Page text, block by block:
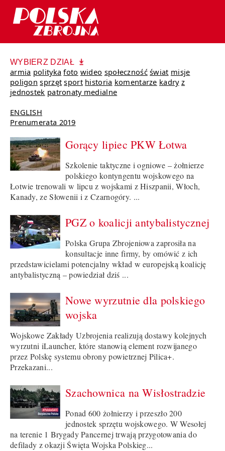
WYBIERZ DZIAŁ
armia polityka foto wideo społeczność świat misje
poligon sprzęt sport historia komentarze kadry z
jednostek patronaty medialne
ENGLISH
Prenumerata 2019
Gorący lipiec PKW Łotwa
Szkolenie taktyczne i ogniowe – żołnierze
polskiego kontyngentu wojskowego na
Łotwie trenowali w lipcu z wojskami z Hiszpanii, Włoch,
Kanady, ze Słowenii i z Czarnogóry. ...
PGZ o koalicji antybalistycznej
Polska Grupa Zbrojeniowa zaprosiła na
konsultacje inne firmy, by omówić z ich
przedstawicielami potencjalny wkład w europejską koalicję
antybalistyczną – powiedział dziś ...
Nowe wyrzutnie dla polskiego
wojska
Wojskowe Zakłady Uzbrojenia realizują dostawy kolejnych
wyrzutni iLauncher, które stanowią element rozwijanego
przez Polskę systemu obrony powietrznej Pilica+.
Przekazani...
Szachownica na Wisłostradzie
Ponad 600 żołnierzy i przeszło 200
jednostek sprzętu wojskowego. W Wesołej
na terenie 1 Brygady Pancernej trwają przygotowania do
defilady z okazji Święta Wojska Polskieg...